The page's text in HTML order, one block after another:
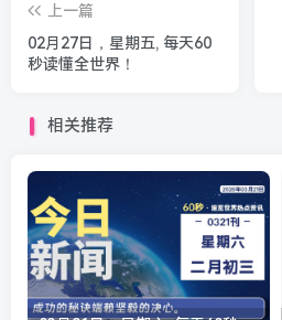
上一篇
02月27日，星期五, 每天60
秒读懂全世界！
相关推荐